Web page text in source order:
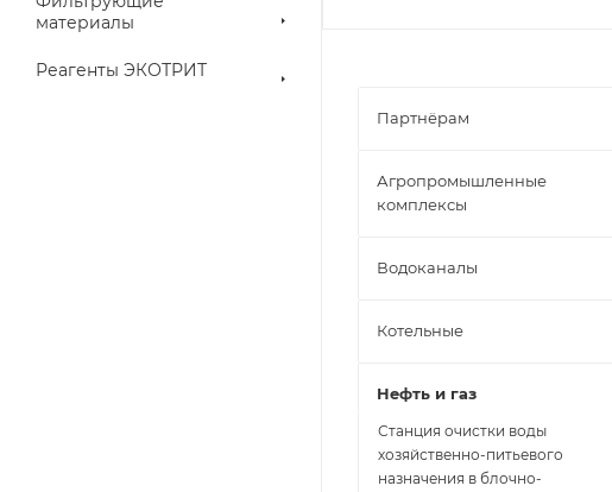
материалы
Реагенты ЭКОТРИТ
Партнёрам
Агропромышленные
комплексы
Водоканалы
Котельные
Нефть и газ
Станция очистки воды
хозяйственно-питьевого
назначения в блочно-